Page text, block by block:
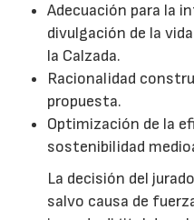
Adecuación para la
divulgación de la
la Calzada.
Racionalidad
propuesta.
Optimización de la
sostenibilidad
La decisión del
salvo causa de